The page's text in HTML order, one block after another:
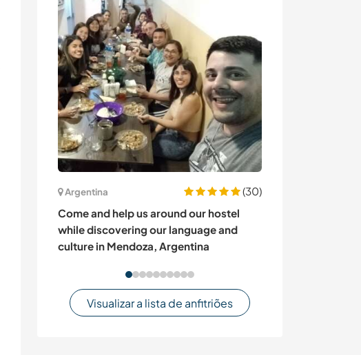
Argentina
(30)
Come and help us around our hostel
while discovering our language and
culture in Mendoza, Argentina
Visualizar a lista de anfitriões